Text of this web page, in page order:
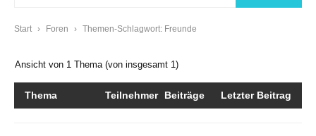
Start › Foren › Themen-Schlagwort: Freunde
Ansicht von 1 Thema (von insgesamt 1)
Thema Teilnehmer Beiträge Letzter Beitrag